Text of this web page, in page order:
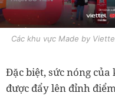
Các khu vực Made by
Đặc biệt, sức nóng
được đẩy lên đỉnh